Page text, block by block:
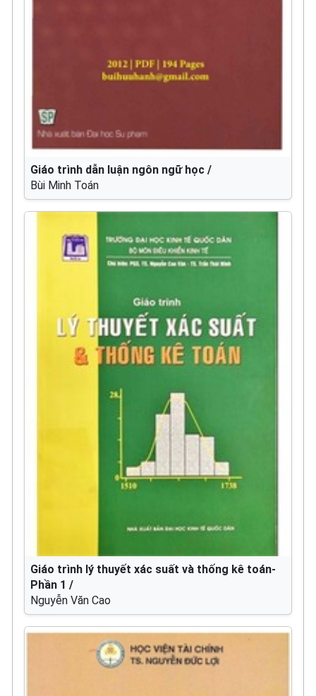
Giáo trình dẫn luận ngôn ngữ học /
Bùi Minh Toán
Giáo trình lý thuyết xác suất và thống kê toán-
Phần 1 /
Nguyễn Văn Cao